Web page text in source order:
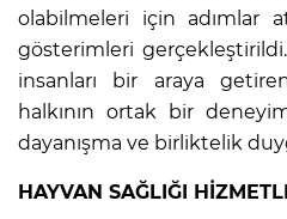
olabilmeleri için adımlar
gösterimleri
insanları bir araya
halkının ortak bir
dayanışma ve birliktelik
HAYVAN SAĞLIĞI